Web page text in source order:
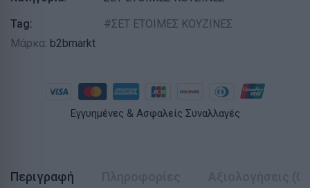
Tag:
ΣΕΤ ΕΤΟΙΜΕΣ ΚΟΥΖΙΝΕΣ
Μάρκα: b2bmarkt
Εγγυημένες & Ασφαλείς Συναλλαγές
Περιγραφή